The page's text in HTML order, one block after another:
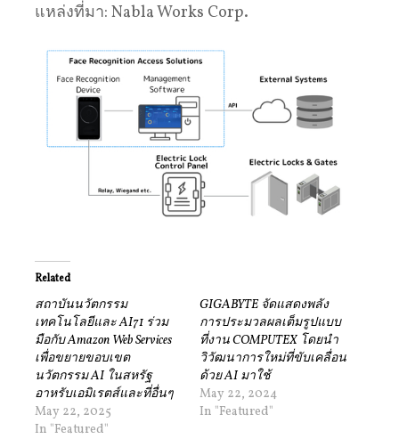
แหล่งที่มา: Nabla Works Corp.
Related
สถาบันนวัตกรรม
เทคโนโลยีและ AI71 ร่วม
มือกับ Amazon Web Services
เพื่อขยายขอบเขต
นวัตกรรม AI ในสหรัฐ
อาหรับเอมิเรตส์และที่อื่นๆ
May 22, 2025
In "Featured"
GIGABYTE จัดแสดงพลัง
การประมวลผลเต็มรูปแบบ
ที่งาน COMPUTEX โดยนำ
วิวัฒนาการใหม่ที่ขับเคลื่อน
ด้วย AI มาใช้
May 22, 2024
In "Featured"